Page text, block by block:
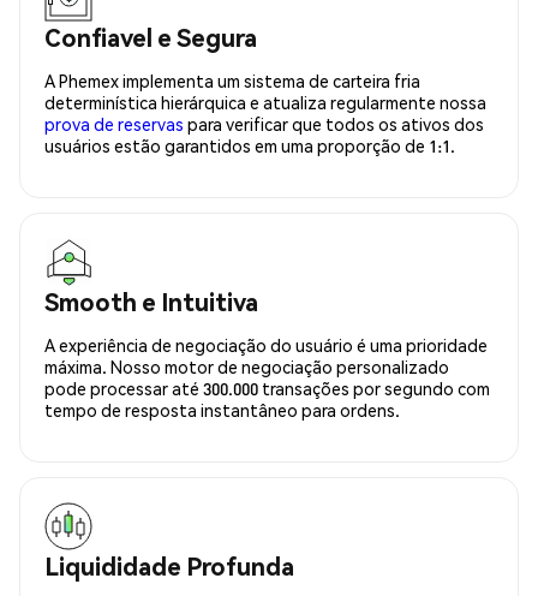
Confiavel e Segura
A Phemex implementa um sistema de carteira fria
determinística hierárquica e atualiza regularmente nossa
prova de reservas para verificar que todos os ativos dos
usuários estão garantidos em uma proporção de 1:1.
Smooth e Intuitiva
A experiência de negociação do usuário é uma prioridade
máxima. Nosso motor de negociação personalizado
pode processar até 300.000 transações por segundo com
tempo de resposta instantâneo para ordens.
Liquididade Profunda